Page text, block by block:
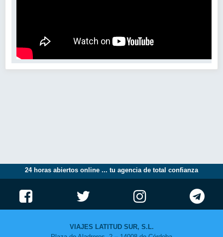
24 horas abiertos online ... tu agencia de total confianza
VIAJES LATITUD SUR, S.L.